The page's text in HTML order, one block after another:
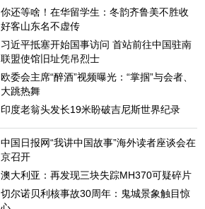
你还等啥！在华留学生：冬韵齐鲁美不胜收
好客山东名不虚传
习近平抵塞开始国事访问 首站前往中国驻南
联盟使馆旧址凭吊烈士
欧委会主席“醉酒”视频曝光：“掌掴”与会者、
大跳热舞
印度老翁头发长19米盼破吉尼斯世界纪录
中国日报网“我讲中国故事”海外读者座谈会在
京召开
澳大利亚：再发现三块失踪MH370可疑碎片
切尔诺贝利核事故30周年：鬼城景象触目惊